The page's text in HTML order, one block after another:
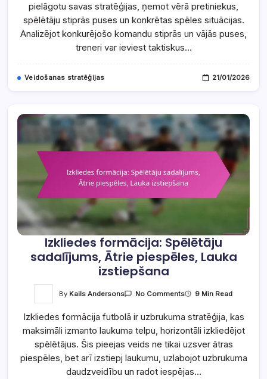
Spēlētāju
Stiprās
Puses,
Spēles
Situācijas
pielāgotu savas stratēģijas, ņemot vērā pretiniekus,
spēlētāju stiprās puses un konkrētas spēles situācijas.
Analizējot konkurējošo komandu stiprās un vājās puses,
treneri var ieviest taktiskus…
Veidošanas stratēģijas 21/01/2026
Izkliedes formācija: Spēlētāju
sadalījums, Ātrie piespēles, Lauka
izstiepšana
By Kails Andersons No CommentsOn
Spēlētāju
Sadalījums,
Ātrie
Piespēles,
Lauka
Izstiepšana
9 Min Read
Izkliedes formācija futbolā ir uzbrukuma stratēģija, kas
maksimāli izmanto laukuma telpu, horizontāli izkliedējot
spēlētājus. Šis pieejas veids ne tikai uzsver ātras
piespēles, bet arī izstiepj laukumu, uzlabojot uzbrukuma
daudzveidību un radot iespējas…